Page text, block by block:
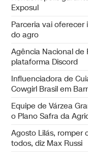
Exposul
Parceria vai
do agro
Agência Nacional de
plataforma Discord
Influenciadora de
Cowgirl Brasil em
Equipe de Várzea
o Plano Safra da
Agosto Lilás, romper
todos, diz Max Russi